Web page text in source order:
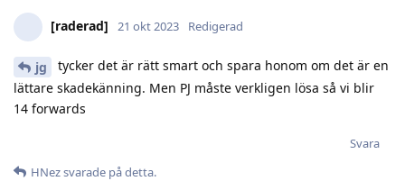
[raderad] 21 okt 2023 Redigerad
jg
tycker det är rätt smart och spara honom om det är en
lättare skadekänning. Men PJ måste verkligen lösa så vi blir
14 forwards
Svara
HNezsvarade på detta.